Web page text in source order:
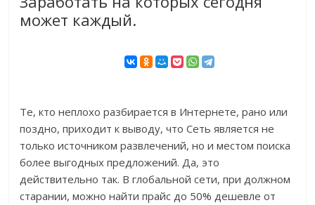
может каждый.
Те, кто неплохо разбирается в Интернете, рано или
поздно, приходит к выводу, что Сеть является не
только источником развлечений, но и местом поиска
более выгодных предложений. Да, это
действительно так. В глобальной сети, при должном
старании, можно найти прайс до 50% дешевле от